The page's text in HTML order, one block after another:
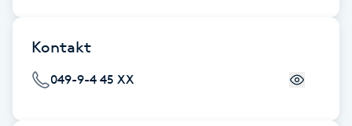
Hot Stone Massage
Hot yoga
Kontakt
049-9-4 45 XX